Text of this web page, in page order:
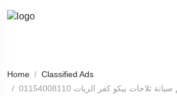
Home
Classified Ads
ثلاجات بيكو كفر الزيات 01154008110